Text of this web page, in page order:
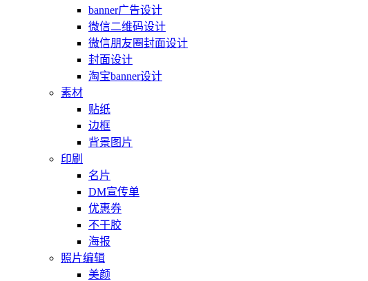
banner广告设计
微信二维码设计
微信朋友圈封面设计
封面设计
淘宝banner设计
素材
贴纸
边框
背景图片
印刷
名片
DM宣传单
优惠券
不干胶
海报
照片编辑
美颜